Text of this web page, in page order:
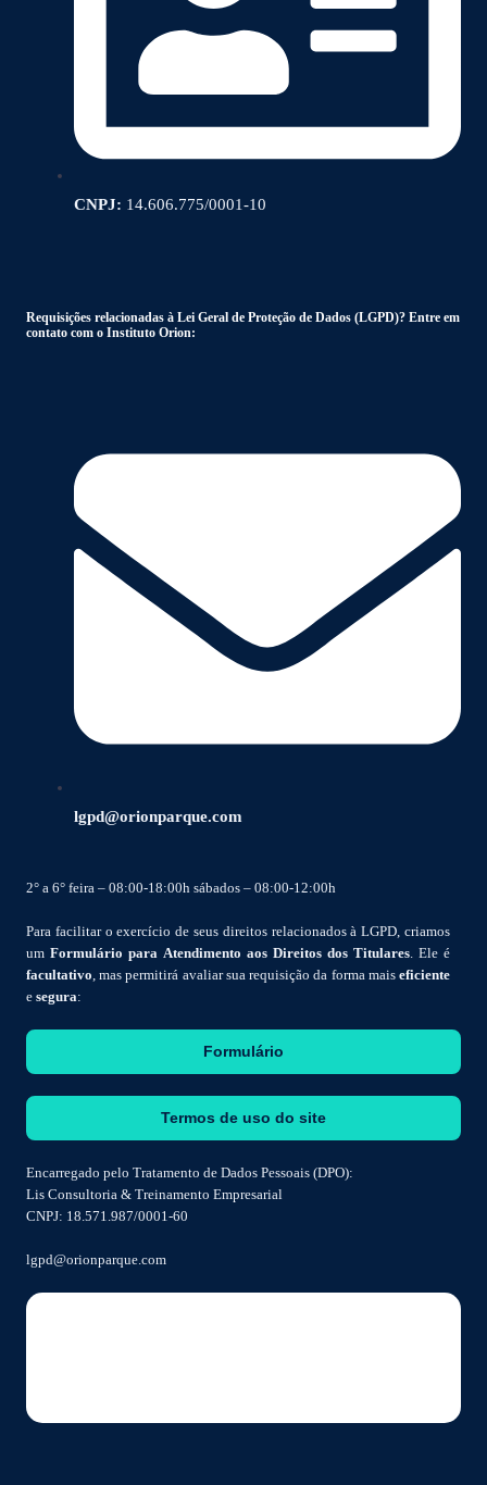
CNPJ: 14.606.775/0001-10
Requisições relacionadas à Lei Geral de Proteção de Dados (LGPD)? Entre em
contato com o Instituto Orion:
lgpd@orionparque.com
2° a 6° feira – 08:00-18:00h sábados – 08:00-12:00h
Para facilitar o exercício de seus direitos relacionados à LGPD, criamos
um Formulário para Atendimento aos Direitos dos Titulares . Ele é
facultativo , mas permitirá avaliar sua requisição da forma mais eficiente
e segura:
Formulário
Termos de uso do site
Encarregado pelo Tratamento de Dados Pessoais (DPO):
Lis Consultoria & Treinamento Empresarial
CNPJ: 18.571.987/0001-60
lgpd@orionparque.com